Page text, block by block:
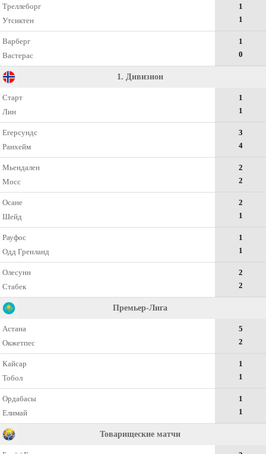
Треллеборг
Утсиктен
1
1
Варберг
Вастерас
1
0
1. Дивизион
Старт
Лин
1
1
Егерсундс
Ранхейм
3
4
Мьендален
Мосс
2
2
Осане
Шейд
2
1
Рауфос
Одд Гренланд
1
1
Олесунн
Стабек
2
2
Премьер-Лига
Астана
Окжетпес
5
2
Кайсар
Тобол
1
1
Ордабасы
Елимай
1
1
Товарищеские матчи